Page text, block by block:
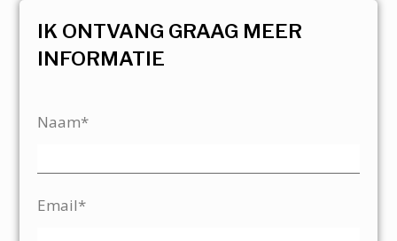
IK ONTVANG GRAAG MEER
INFORMATIE
Naam*
Email*